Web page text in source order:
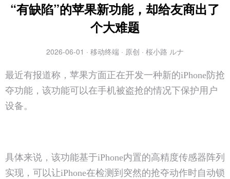
“有缺陷”的苹果新功能，却给友商出了
个大难题
2026-06-01 · 移动终端 · 原创 · 桜小路 ルナ
最近有报道称，苹果方面正在开发一种新的iPhone防抢
夺功能，该功能可以在手机被盗抢的情况下保护用户
设备。
具体来说，该功能基于iPhone内置的高精度传感器阵列
实现，可以让iPhone在检测到突然的抢夺动作时自动锁